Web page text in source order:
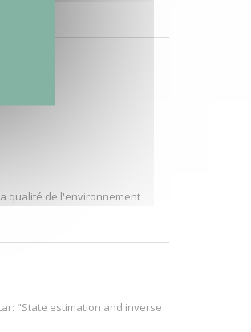
qualité de l'environnement
"State estimation and inverse